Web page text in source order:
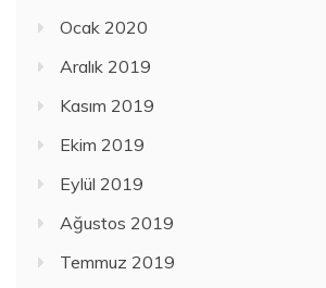
Ocak 2020
Aralık 2019
Kasım 2019
Ekim 2019
Eylül 2019
Ağustos 2019
Temmuz 2019